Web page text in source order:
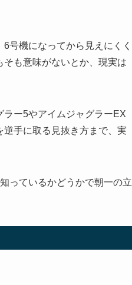
号機になってから見えにくく
も意味がないとか、現実は
ー5やアイムジャグラーEX
手に取る見抜き方まで、実
っているかどうかで朝一の立